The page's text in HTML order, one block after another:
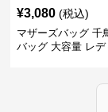
¥3,080 (税込)
マザーズバッグ 千
バッグ 大容量 レ